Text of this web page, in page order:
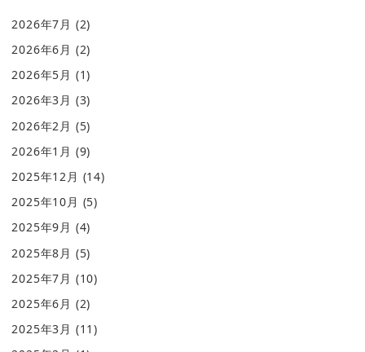
2026年7月 (2)
2026年6月 (2)
2026年5月 (1)
2026年3月 (3)
2026年2月 (5)
2026年1月 (9)
2025年12月 (14)
2025年10月 (5)
2025年9月 (4)
2025年8月 (5)
2025年7月 (10)
2025年6月 (2)
2025年3月 (11)